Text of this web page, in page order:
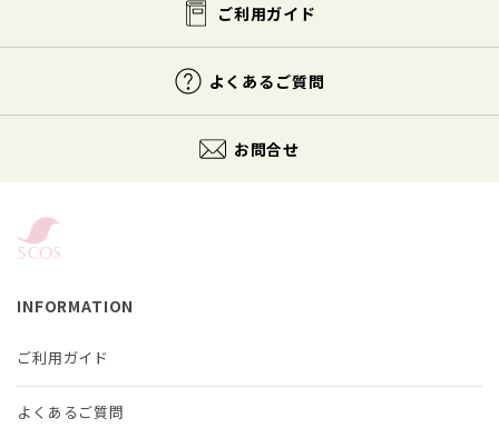
ご利用ガイド
よくあるご質問
お問合せ
INFORMATION
ご利用ガイド
よくあるご質問